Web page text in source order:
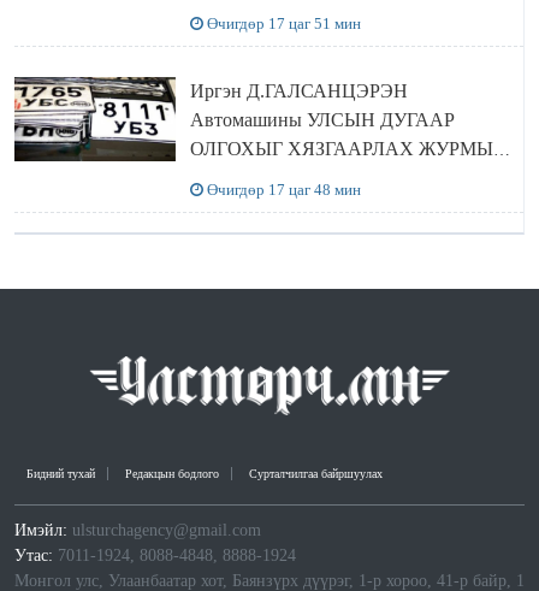
Өчигдөр 17 цаг 51 мин
Иргэн Д.ГАЛСАНЦЭРЭН
Автомашины УЛСЫН ДУГААР
ОЛГОХЫГ ХЯЗГААРЛАХ ЖУРМЫГ
Өчигдөр 17 цаг 48 мин
Бидний тухай Редакцын бодлого Сурталчилгаа байршуулах
Имэйл: ulsturchagency@gmail.com
Утас: 7011-1924, 8088-4848, 8888-1924
Монгол улс, Улаанбаатар хот, Баянзүрх дүүрэг, 1-р хороо, 41-р байр, 1